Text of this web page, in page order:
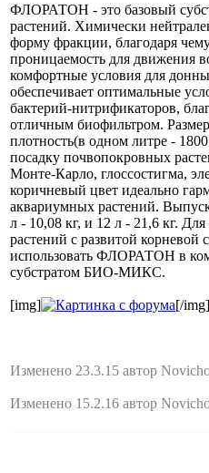
ФЛОРАТОН - это базовый
растений. Химически
форму фракции, благодаря
проницаемость для движения
комфортные условия для
обеспечивает оптимальные
бактерий-нитрификаторов,
отличным биофильтром.
плотность(в одном литре -
посадку почвопокровных
Монте-Карло, глоссостигма,
коричневый цвет идеально
аквариумных растений.
л - 10,08 кг, и 12 л - 21,6 кг.
растений с развитой корневой
использовать ФЛОРАТОН в
субстратом БИО-МИКС.
[img] [/img]
Изменено 23.3.15 автор
Изменено 15.2.16 автор